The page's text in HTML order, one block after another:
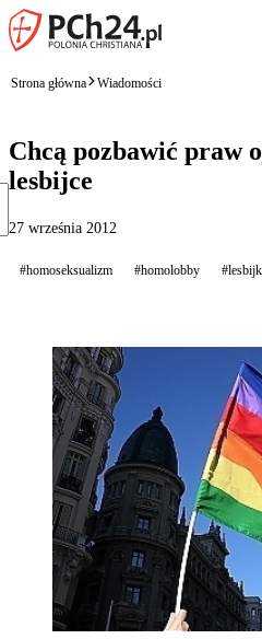
Strona główna Wiadomości
Chcą pozbawić praw
lesbijce
27 września 2012
#homoseksualizm #homolobby